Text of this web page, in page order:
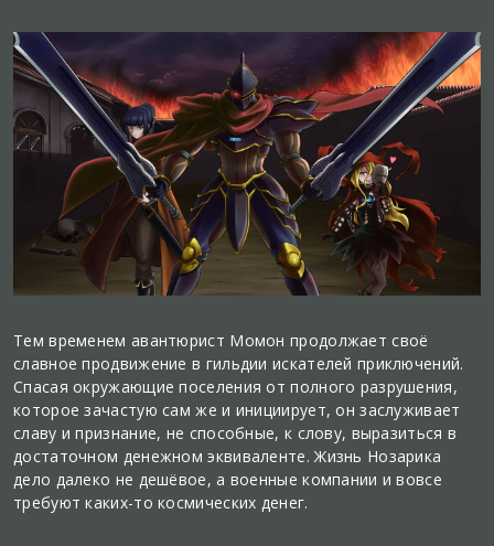
Тем временем авантюрист Момон продолжает своё
славное продвижение в гильдии искателей приключений.
Спасая окружающие поселения от полного разрушения,
которое зачастую сам же и инициирует, он заслуживает
славу и признание, не способные, к слову, выразиться в
достаточном денежном эквиваленте. Жизнь Нозарика
дело далеко не дешёвое, а военные компании и вовсе
требуют каких-то космических денег.